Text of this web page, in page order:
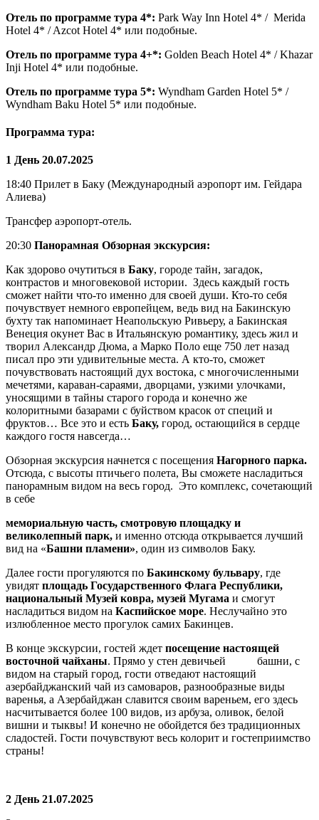
Отель по программе тура 4*: Park Way Inn Hotel 4* / Merida
Hotel 4* / Azcot Hotel 4* или подобные.
Отель по программе тура 4+*: Golden Beach Hotel 4* / Khazar
Inji Hotel 4* или подобные.
Отель по программе тура 5*: Wyndham Garden Hotel 5* /
Wyndham Baku Hotel 5* или подобные.
Программа тура:
1 День 20.07.2025
18:40 Прилет в Баку (Международный аэропорт им. Гейдара
Алиева)
Трансфер аэропорт-отель.
20:30 Панорамная Обзорная экскурсия:
Как здорово очутиться в Баку, городе тайн, загадок,
контрастов и многовековой истории. Здесь каждый гость
сможет найти что-то именно для своей души. Кто-то себя
почувствует немного европейцем, ведь вид на Бакинскую
бухту так напоминает Неапольскую Ривьеру, а Бакинская
Венеция окунет Вас в Итальянскую романтику, здесь жил и
творил Александр Дюма, а Марко Поло еще 750 лет назад
писал про эти удивительные места. А кто-то, сможет
почувствовать настоящий дух востока, с многочисленными
мечетями, караван-сараями, дворцами, узкими улочками,
уносящими в тайны старого города и конечно же
колоритными базарами с буйством красок от специй и
фруктов… Все это и есть Баку, город, остающийся в сердце
каждого гостя навсегда…
Обзорная экскурсия начнется с посещения Нагорного парка.
Отсюда, с высоты птичьего полета, Вы сможете насладиться
панорамным видом на весь город. Это комплекс, сочетающий
в себе
мемориальную часть, смотровую площадку и
великолепный парк, и именно отсюда открывается лучший
вид на «Башни пламени», один из символов Баку.
Далее гости прогуляются по Бакинскому бульвару, где
увидят площадь Государственного Флага Республики,
национальный Музей ковра, музей Мугама и смогут
насладиться видом на Каспийское море. Неслучайно это
излюбленное место прогулок самих Бакинцев.
В конце экскурсии, гостей ждет посещение настоящей
восточной чайханы. Прямо у стен девичьей башни, с
видом на старый город, гости отведают настоящий
азербайджанский чай из самоваров, разнообразные виды
варенья, а Азербайджан славится своим вареньем, его здесь
насчитывается более 100 видов, из арбуза, оливок, белой
вишни и тыквы! И конечно не обойдется без традиционных
сладостей. Гости почувствуют весь колорит и гостеприимство
страны!
2 День 21.07.2025